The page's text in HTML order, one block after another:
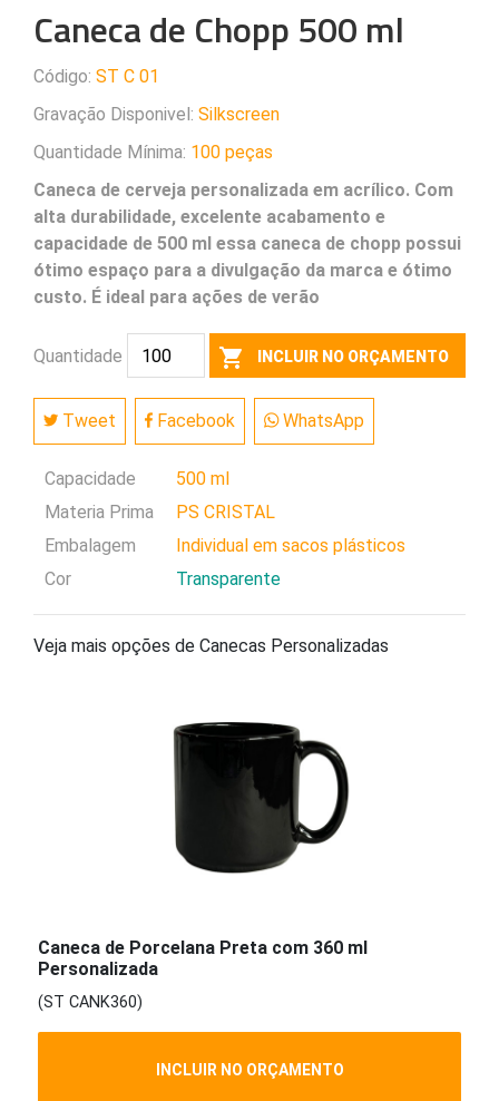
Caneca de Chopp 500 ml
Código: ST C 01
Gravação Disponivel: Silkscreen
Quantidade Mínima: 100 peças
Caneca de cerveja personalizada em acrílico. Com
alta durabilidade, excelente acabamento e
capacidade de 500 ml essa caneca de chopp possui
ótimo espaço para a divulgação da marca e ótimo
custo. É ideal para ações de verão
Quantidade shopping_cart INCLUIR NO ORÇAMENTO
Tweet Facebook WhatsApp
Capacidade
500 ml
Materia Prima
PS CRISTAL
Embalagem
Individual em sacos plásticos
Cor
Transparente
Veja mais opções de Canecas Personalizadas
Caneca de Porcelana Preta com 360 ml
Personalizada
(ST CANK360)
INCLUIR NO ORÇAMENTO